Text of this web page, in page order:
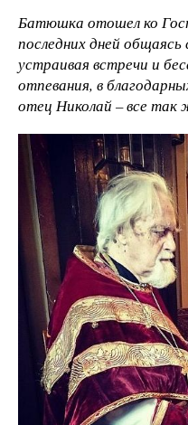
Батюшка отошел ко
последних дней общаясь
устраивая встречи и
отпевания, в
отец Николай – все так